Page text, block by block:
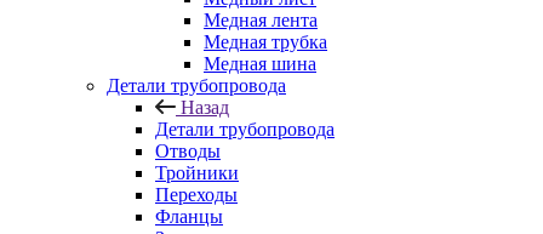
Медная лента
Медная трубка
Медная шина
Детали трубопровода
Назад
Детали трубопровода
Отводы
Тройники
Переходы
Фланцы